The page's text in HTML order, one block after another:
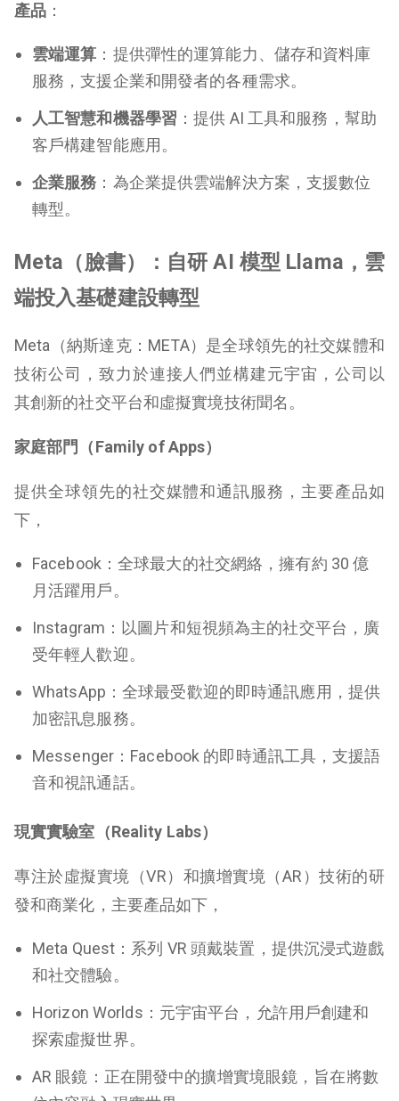
產品 ：
雲端運算 ：提供彈性的運算能力、儲存和資料庫
服務，支援企業和開發者的各種需求。
人工智慧和機器學習 ：提供 AI 工具和服務，幫助
客戶構建智能應用。
企業服務 ：為企業提供雲端解決方案，支援數位
轉型。
Meta（臉書）：自研 AI 模型 Llama，雲
端投入基礎建設轉型
Meta（納斯達克：META）是全球領先的社交媒體和
技術公司，致力於連接人們並構建元宇宙，公司以
其創新的社交平台和虛擬實境技術聞名。
家庭部門（Family of Apps）
提供全球領先的社交媒體和通訊服務， 主要產品如
下，
Facebook ：全球最大的社交網絡，擁有約 30 億
月活躍用戶。
Instagram ：以圖片和短視頻為主的社交平台，廣
受年輕人歡迎。
WhatsApp ：全球最受歡迎的即時通訊應用，提供
加密訊息服務。
Messenger ：Facebook 的即時通訊工具，支援語
音和視訊通話。
現實實驗室（Reality Labs）
專注於虛擬實境（VR）和擴增實境（AR）技術的研
發和商業化，主要產品如下，
Meta Quest ：系列 VR 頭戴裝置，提供沉浸式遊戲
和社交體驗。
Horizon Worlds ：元宇宙平台，允許用戶創建和
探索虛擬世界。
AR 眼鏡 ：正在開發中的擴增實境眼鏡，旨在將數